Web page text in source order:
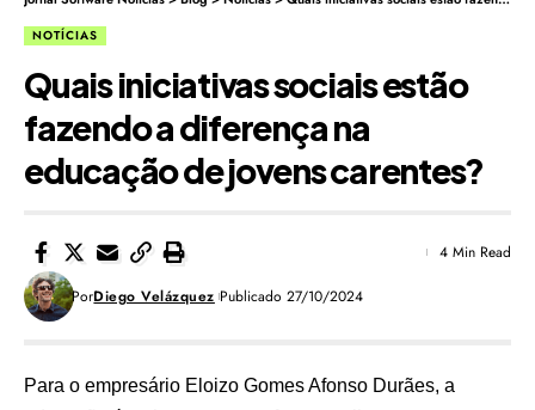
NOTÍCIAS
Quais iniciativas sociais estão
fazendo a diferença na
educação de jovens carentes?
PorDiego Velázquez Publicado 27/10/2024
4 Min Read
Para o empresário Eloizo Gomes Afonso Durães, a